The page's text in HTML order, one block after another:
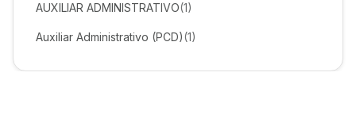
AUXILIAR ADMINISTRATIVO(1)
Auxiliar Administrativo (PCD)(1)